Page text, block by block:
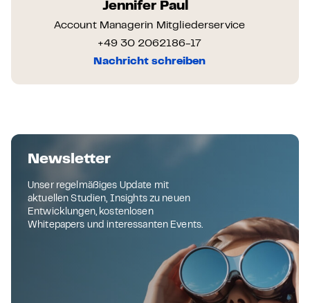
Jennifer Paul
Account Managerin Mitgliederservice
+49 30 2062186-17
Nachricht schreiben
Newsletter
Unser regelmäßiges Update mit
aktuellen Studien, Insights zu neuen
Entwicklungen, kostenlosen
Whitepapers und interessanten Events.